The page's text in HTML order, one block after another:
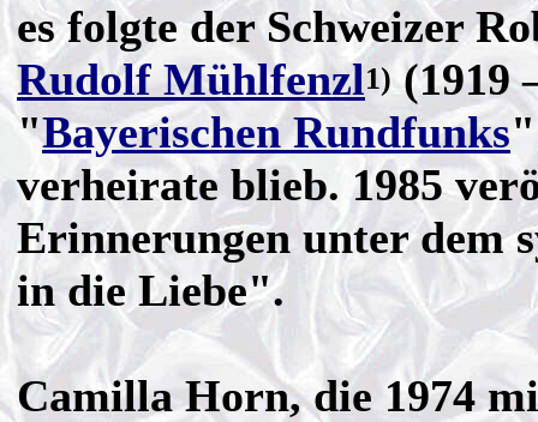
es folgte der Schweizer
Rudolf Mühlfenzl1) (1919
"Bayerischen Rundfunks"
verheirate blieb. 1985
Erinnerungen unter dem
in die Liebe".
Camilla Horn, die 1974